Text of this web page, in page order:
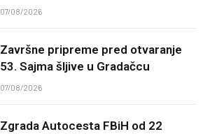
07/08/2026
Završne pripreme pred otvaranje
53. Sajma šljive u Gradačcu
07/08/2026
Zgrada Autocesta FBiH od 22